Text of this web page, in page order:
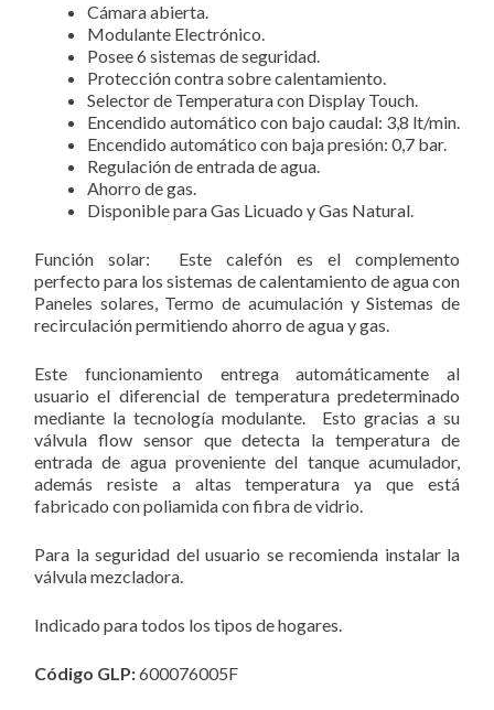
Cámara abierta.
Modulante Electrónico.
Posee 6 sistemas de seguridad.
Protección contra sobre calentamiento.
Selector de Temperatura con Display Touch.
Encendido automático con bajo caudal: 3,8 lt/min.
Encendido automático con baja presión: 0,7 bar.
Regulación de entrada de agua.
Ahorro de gas.
Disponible para Gas Licuado y Gas Natural.
Función solar: Este calefón es el complemento
perfecto para los sistemas de calentamiento de agua con
Paneles solares, Termo de acumulación y Sistemas de
recirculación permitiendo ahorro de agua y gas.
Este funcionamiento entrega automáticamente al
usuario el diferencial de temperatura predeterminado
mediante la tecnología modulante. Esto gracias a su
válvula flow sensor que detecta la temperatura de
entrada de agua proveniente del tanque acumulador,
además resiste a altas temperatura ya que está
fabricado con poliamida con fibra de vidrio.
Para la seguridad del usuario se recomienda instalar la
válvula mezcladora.
Indicado para todos los tipos de hogares.
Código GLP:600076005F